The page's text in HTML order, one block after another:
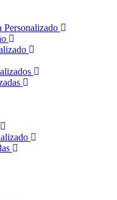
Personalizado